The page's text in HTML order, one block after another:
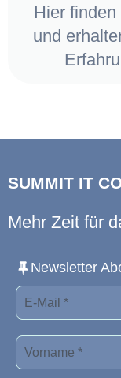
Hier
und
SUMMIT IT
Mehr Zeit für
Newsletter